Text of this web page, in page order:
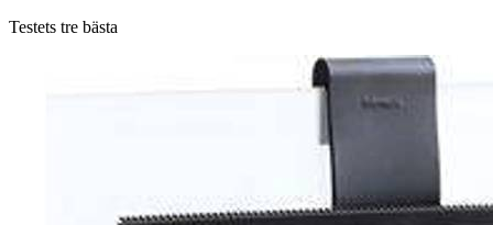
Testets tre bästa